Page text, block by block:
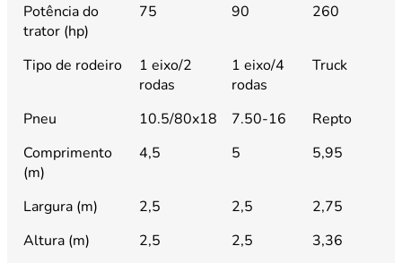
Potência do
trator (hp)
75 90 260
Tipo de rodeiro
1 eixo/2
rodas
1 eixo/4
rodas
Truck
Pneu 10.5/80x18 7.50-16 Repto
Comprimento
(m)
4,5 5 5,95
Largura (m) 2,5 2,5 2,75
Altura (m)
2,5 2,5 3,36